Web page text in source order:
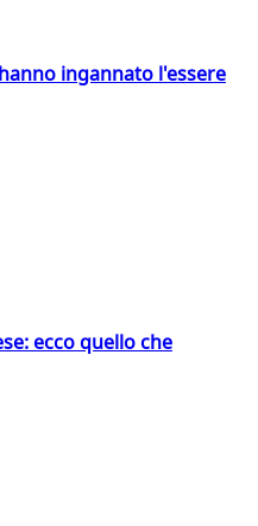
ingannato l'essere
ecco quello che